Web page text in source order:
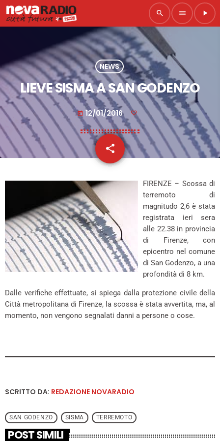
search menu play_arrow
NEWS
LIEVE SISMA A SAN GODENZO
today 12/01/2016
share
email
FIRENZE – Scossa di
terremoto di
magnitudo 2,6 è stata
registrata ieri sera
alle 22.38 in provincia
di Firenze, con
epicentro nel comune
di San Godenzo, a una
profondità di 8 km.
Dalle verifiche effettuate, si spiega dalla protezione civile della
Città metropolitana di Firenze, la scossa è stata avvertita, ma, al
momento, non vengono segnalati danni a persone o cose.
SCRITTO DA: REDAZIONE NOVARADIO
SAN GODENZO SISMA TERREMOTO
POST SIMILI